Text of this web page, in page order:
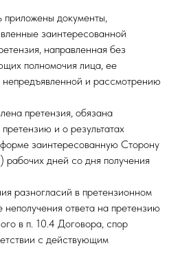
приложены документы,
заинтересованной
направленная без
полномочия лица, ее
непредъявленной и рассмотрению
претензия, обязана
и о результатах
заинтересованную Сторону
рабочих дней со дня получения
разногласий в претензионном
неполучения ответа на претензию
в п. 10.4 Договора, спор
с действующим